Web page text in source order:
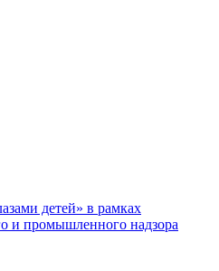
детей» в рамках
и промышленного надзора